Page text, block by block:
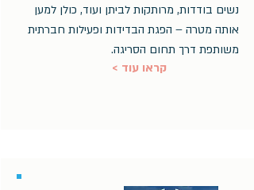
נשים בודדות, מרותקות לביתן ועוד, כולן למען
אותה מטרה – הפגת הבדידות ופעילות חברתית
משותפת דרך תחום הסריגה.
< קראו עוד